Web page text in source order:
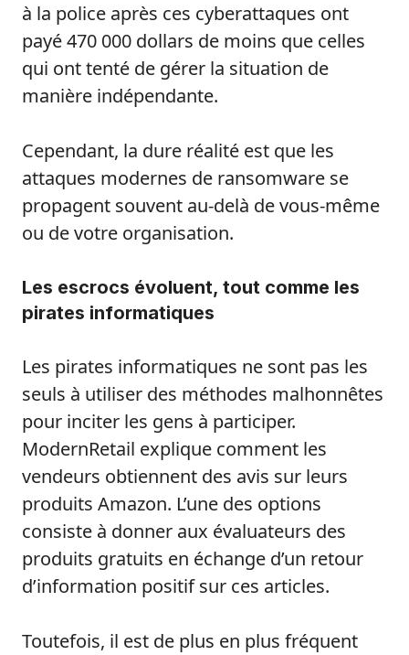
à la police après ces cyberattaques ont
payé 470 000 dollars de moins que celles
qui ont tenté de gérer la situation de
manière indépendante.
Cependant, la dure réalité est que les
attaques modernes de ransomware se
propagent souvent au-delà de vous-même
ou de votre organisation.
Les escrocs évoluent, tout comme les
pirates informatiques
Les pirates informatiques ne sont pas les
seuls à utiliser des méthodes malhonnêtes
pour inciter les gens à participer.
ModernRetail explique comment les
vendeurs obtiennent des avis sur leurs
produits Amazon. L’une des options
consiste à donner aux évaluateurs des
produits gratuits en échange d’un retour
d’information positif sur ces articles.
Toutefois, il est de plus en plus fréquent